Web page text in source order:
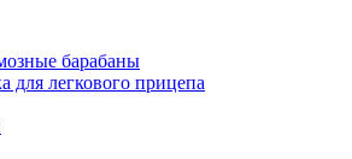
барабаны
для легкового прицепа